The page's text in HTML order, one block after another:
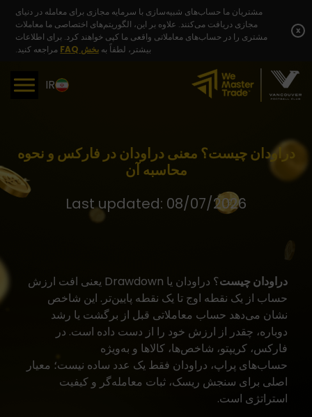
content
مشتریان ما حساب‌های شبیه‌سازی با سرمایه مجازی برای معامله در دنیای
مجازی دریافت می‌کنند. علاوه بر این، الگوریتم‌های اختصاصی ما معاملات
مشتری را در حساب‌های معاملاتی واقعی ما کپی خواهند کرد. برای اطلاعات
بیشتر، لطفاً به بخش FAQ مراجعه کنید.
x
IR
دراودان چیست؟ معنی دراودان در فارکس و نحوه
محاسبه آن
Last updated: 08/07/2026
دراودان چیست
؟ دراودان یا Drawdown یعنی افت ارزش
حساب از یک نقطه اوج تا یک نقطه پایین‌تر. این شاخص
نشان می‌دهد حساب معاملاتی قبل از برگشت یا رشد
دوباره، چقدر از ارزش خود را از دست داده است. در
فارکس، کریپتو، شاخص‌ها، کالاها و به‌ویژه
حساب‌های پراپ، دراودان فقط یک عدد ساده نیست؛ معیار
اصلی برای سنجش ریسک، ثبات معامله‌گر و کیفیت
استراتژی است.